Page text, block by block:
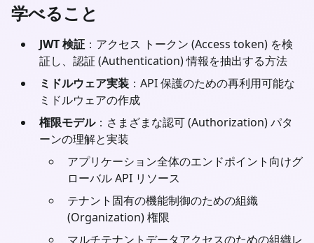
学べること
JWT 検証 ：アクセス トークン (Access token) を検
証し、認証 (Authentication) 情報を抽出する方法
ミドルウェア実装 ：API 保護のための再利用可能な
ミドルウェアの作成
権限モデル：さまざまな認可 (Authorization) パタ
ーンの理解と実装
アプリケーション全体のエンドポイント向けグ
ローバル API リソース
テナント固有の機能制御のための組織
(Organization) 権限
マルチテナントデータアクセスのための組織レ